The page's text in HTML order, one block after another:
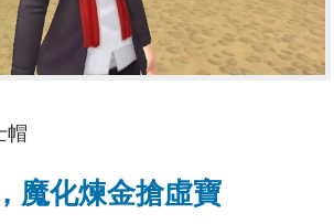
帽
魔化煉金搶虛寶